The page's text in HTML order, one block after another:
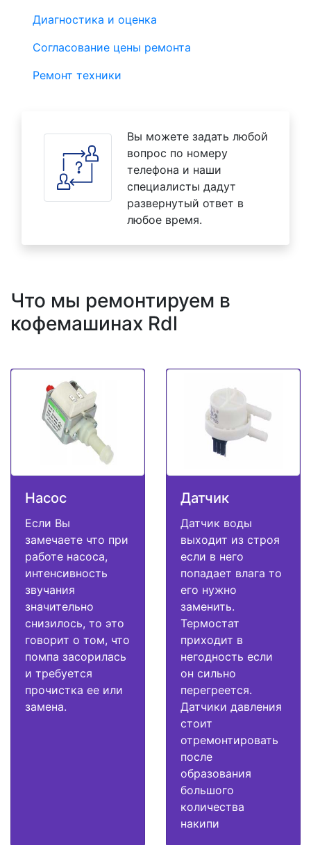
Диагностика и оценка
Согласование цены ремонта
Ремонт техники
Вы можете задать любой
вопрос по номеру
телефона и наши
специалисты дадут
развернутый ответ в
любое время.
Что мы ремонтируем в
кофемашинах Rdl
Насос
Если Вы
замечаете что при
работе насоса,
интенсивность
звучания
значительно
снизилось, то это
говорит о том, что
помпа засорилась
и требуется
прочистка ее или
замена.
Датчик
Датчик воды
выходит из строя
если в него
попадает влага то
его нужно
заменить.
Термостат
приходит в
негодность если
он сильно
перегреется.
Датчики давления
стоит
отремонтировать
после
образования
большого
количества
накипи